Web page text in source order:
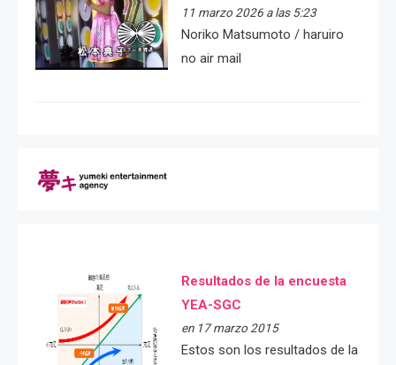
11 marzo 2026 a las 5:23
Noriko Matsumoto / haruiro
no air mail
Resultados de la encuesta
YEA-SGC
en 17 marzo 2015
Estos son los resultados de la